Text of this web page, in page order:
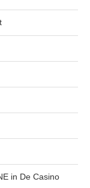
in De Casino